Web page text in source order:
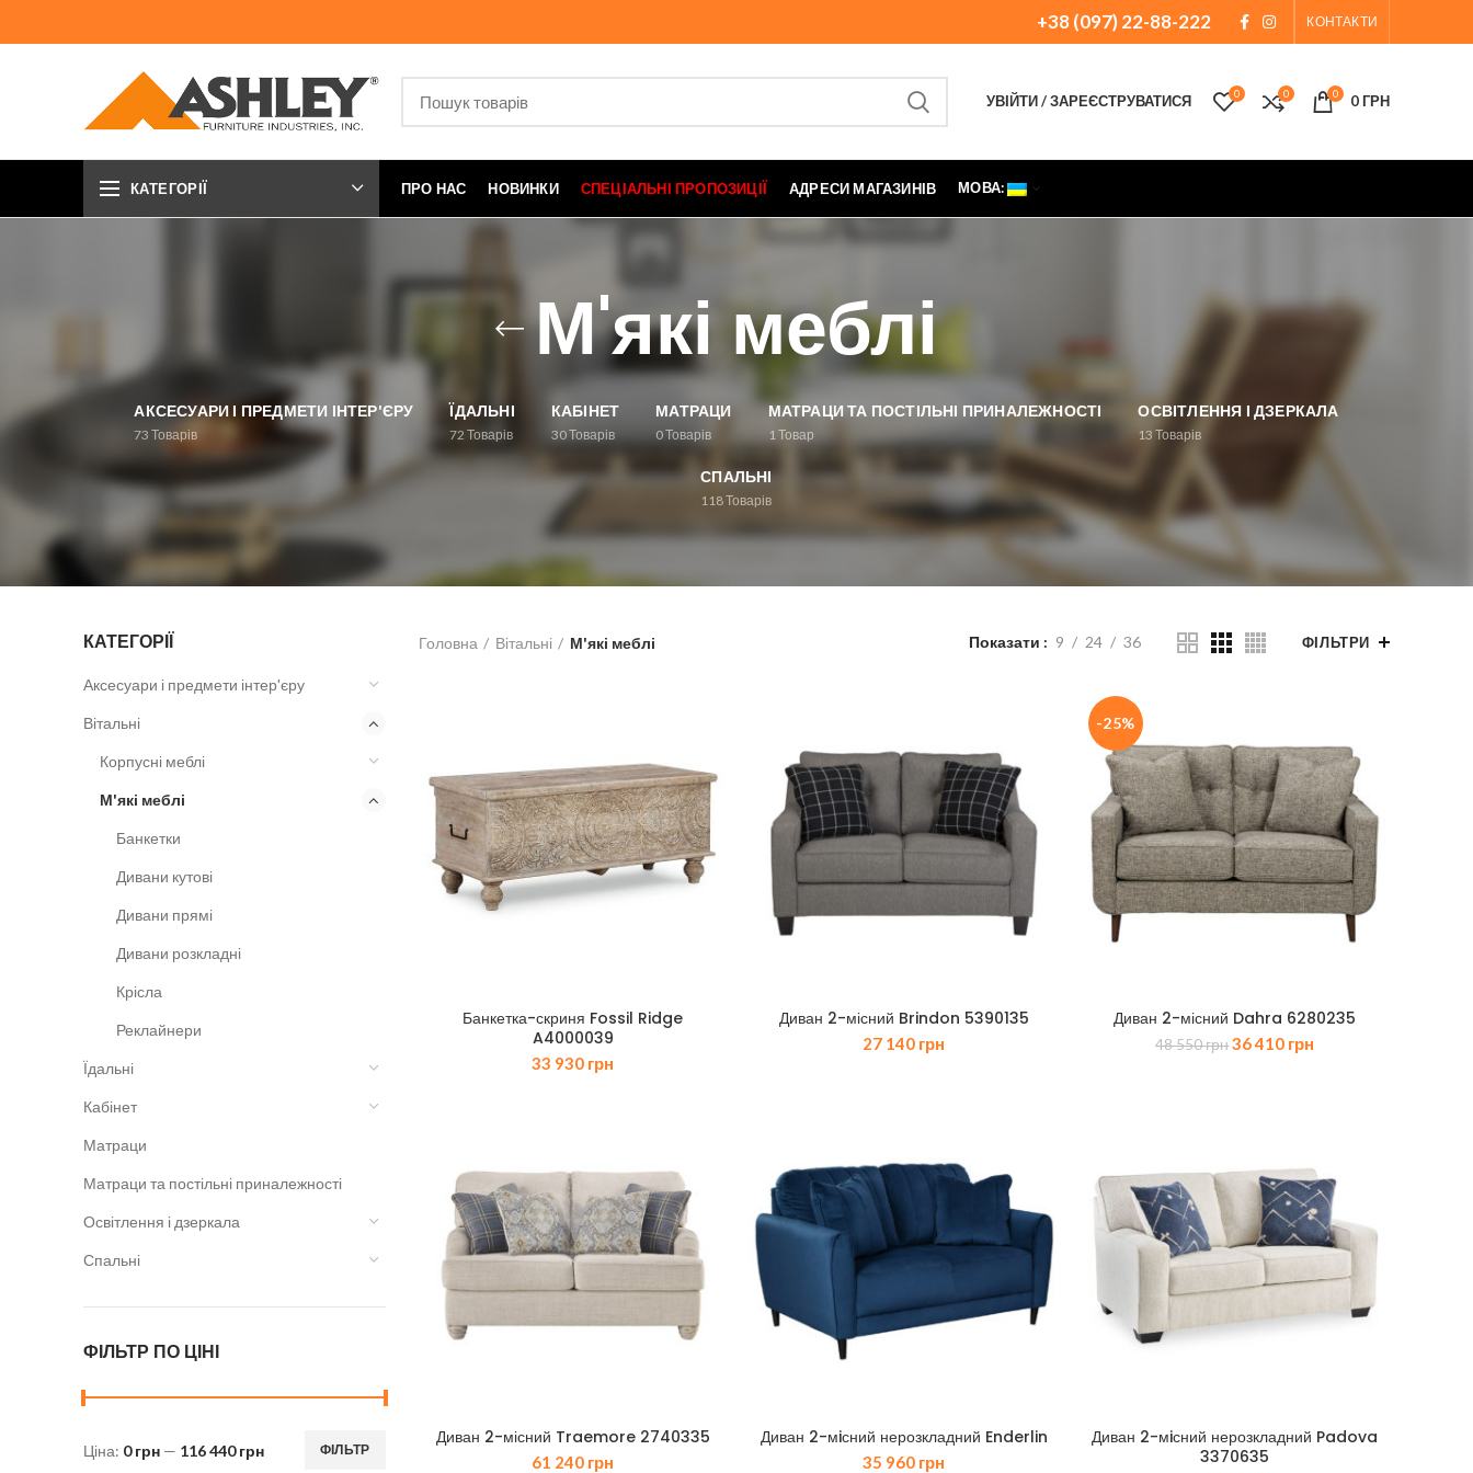
+38 (097) 22-88-222 КОНТАКТИ
УВІЙТИ / ЗАРЕЄСТРУВАТИСЯ 0 0 0 0ГРН
КАТЕГОРІЇ ПРО НАС НОВИНКИ СПЕЦІАЛЬНІ ПРОПОЗИЦІЇ АДРЕСИ МАГАЗИНІВ МОВА:
М'які меблі
АКСЕСУАРИ І ПРЕДМЕТИ ІНТЕР'ЄРУ
73 Товарів
ЇДАЛЬНІ
72 Товарів
КАБІНЕТ
30Товарів
МАТРАЦИ
0Товарів
МАТРАЦИ ТА ПОСТІЛЬНІ ПРИНАЛЕЖНОСТІ
1Товар
ОСВІТЛЕННЯ І ДЗЕРКАЛА
13 Товарів
СПАЛЬНІ
118Товарів
КАТЕГОРІЇ
Аксесуари і предмети інтер'єру
Вітальні
Корпусні меблі
М'які меблі
Банкетки
Дивани кутові
Дивани прямі
Дивани розкладні
Крісла
Реклайнери
Їдальні
Кабінет
Матраци
Матраци та постільні приналежності
Освітлення і дзеркала
Спальні
ФІЛЬТР ПО ЦІНІ
Мінімальна
Найбільша
ФІЛЬТР
Ціна: 0 грн — 116 440 грн
Головна Вітальні М'які меблі Показати 9 24 36 ФІЛЬТРИ
Банкетка-скриня Fossil Ridge
A4000039
33 930 грн
Диван 2-місний Brindon 5390135
27 140 грн
-25%
Диван 2-місний Dahra 6280235
48 550грнОригінальна
36 410 грн
Диван 2-місний Traemore 2740335
61 240 грн
Диван 2-мiсний нерозкладний Enderlin
35 960 грн
Диван 2-мiсний нерозкладний Padova
3370635